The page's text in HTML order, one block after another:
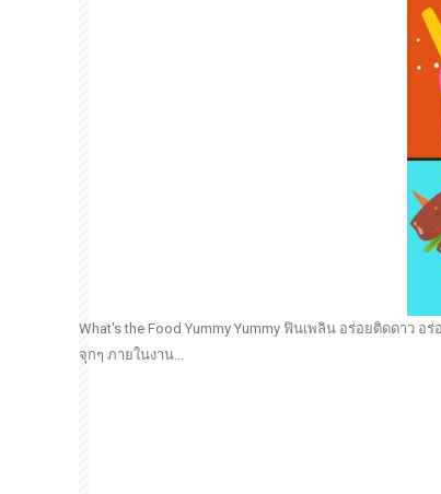
What's the Food Yummy Yummy ฟินเพลิน อร่อยติดดาว
จุกๆ ภายในงาน...